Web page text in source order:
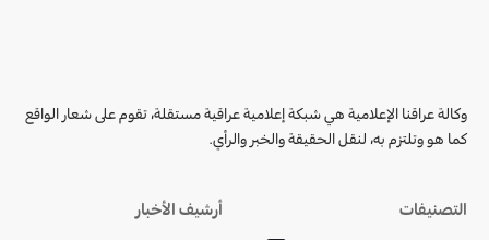
وكالة عراقنا الإعلامية هي شبكة إعلامية عراقية مستقلة، تقوم على شعار الواقع
كما هو وتلتزم به، لنقل الحقيقة والخبر والرأي.
التصنيفات أرشيف الأخبار